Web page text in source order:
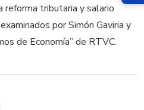
reforma tributaria y salario
por Simón Gaviria y
de Economía” de RTVC.